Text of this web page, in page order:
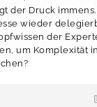
der Druck
wieder
der
um Komplexität